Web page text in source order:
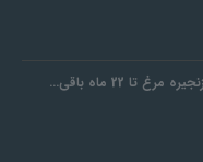
تا 22 ماه باقی…